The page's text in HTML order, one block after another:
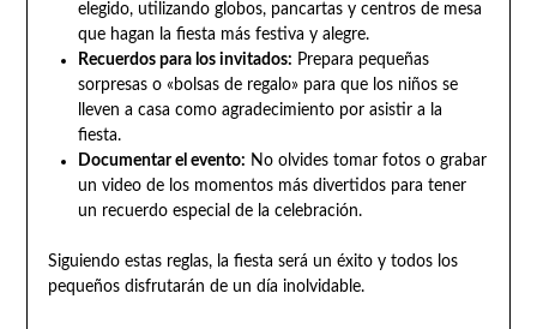
elegido, utilizando globos, pancartas y centros de mesa
que hagan la fiesta más festiva y alegre.
Recuerdos para los invitados: Prepara pequeñas
sorpresas o «bolsas de regalo» para que los niños se
lleven a casa como agradecimiento por asistir a la
fiesta.
Documentar el evento: No olvides tomar fotos o grabar
un video de los momentos más divertidos para tener
un recuerdo especial de la celebración.
Siguiendo estas reglas, la fiesta será un éxito y todos los
pequeños disfrutarán de un día inolvidable.